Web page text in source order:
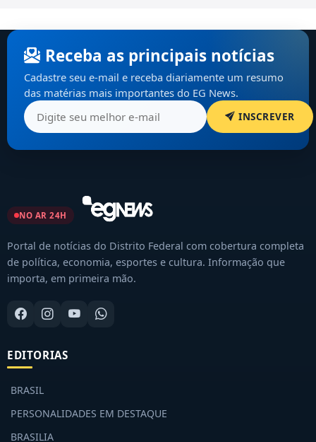
Receba as principais notícias
Cadastre seu e-mail e receba diariamente um resumo
das matérias mais importantes do EG News.
INSCREVER
NO AR 24H
Portal de notícias do Distrito Federal com cobertura completa
de política, economia, esportes e cultura. Informação que
importa, em primeira mão.
EDITORIAS
BRASIL
PERSONALIDADES EM DESTAQUE
BRASILIA